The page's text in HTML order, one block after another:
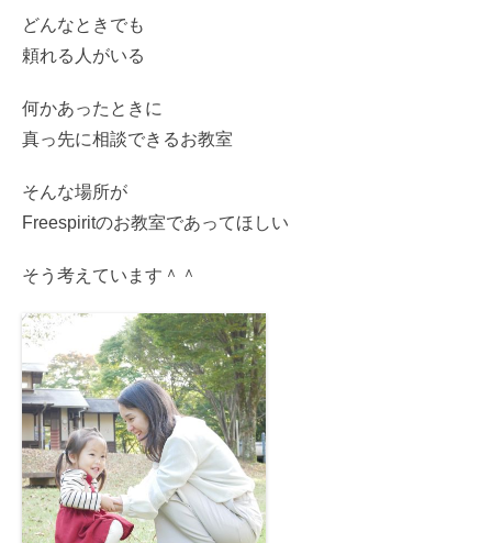
どんなときでも
頼れる人がいる
何かあったときに
真っ先に相談できるお教室
そんな場所が
Freespiritのお教室であってほしい
そう考えています＾＾